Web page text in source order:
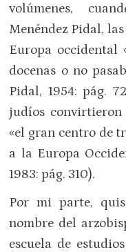
volúmenes,
Menéndez Pidal,
Europa occidental
docenas o no
Pidal, 1954: pág.
judíos convirtieron
«el gran centro de
a la Europa
1983: pág. 310).
Por mi parte,
nombre del
escuela de